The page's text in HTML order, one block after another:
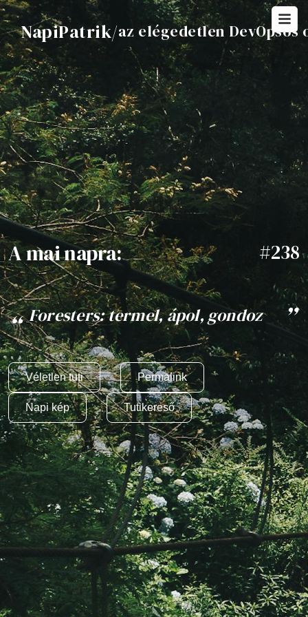
NapiPatrik/az elégedetlen DevOpsos
#238
A mai napra:
Foresters: termel, ápol, gondoz
Véletlen tuti Permalink
Napi kép Tutikereső